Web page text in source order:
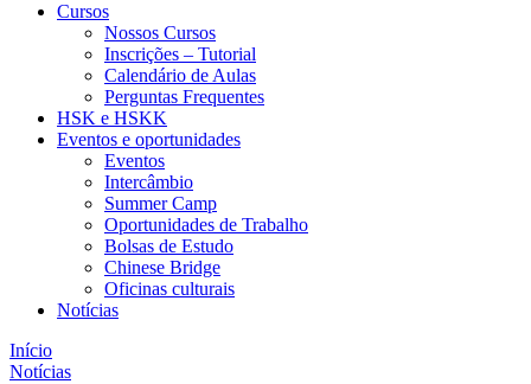
Cursos
Nossos Cursos
Inscrições – Tutorial
Calendário de Aulas
Perguntas Frequentes
HSK e HSKK
Eventos e oportunidades
Eventos
Intercâmbio
Summer Camp
Oportunidades de Trabalho
Bolsas de Estudo
Chinese Bridge
Oficinas culturais
Notícias
Início
Notícias